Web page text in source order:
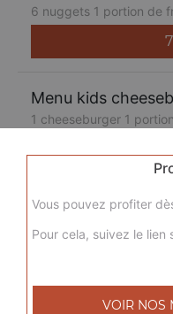
6 nuggets 1 portion de
Menu kids
1 cheeseburger 1
Vous pouvez profiter
Pour cela, suivez le lien
VOIR NOS